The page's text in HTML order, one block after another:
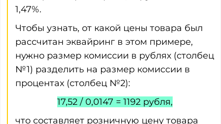
1,47%.
Чтобы узнать, от какой цены товара был
рассчитан эквайринг в этом примере,
нужно размер комиссии в рублях (столбец
№1) разделить на размер комиссии в
процентах (столбец №2):
17,52 / 0,0147 = 1192 рубля,
что составляет розничную цену товара